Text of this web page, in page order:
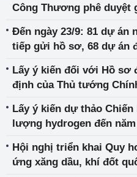
Công Thương phê duyệt
Đến ngày 23/9: 81 dự án
tiếp gửi hồ sơ, 68 dự án
Lấy ý kiến đối với Hồ sơ
định của Thủ tướng
Lấy ý kiến dự thảo
lượng hydrogen đến
Hội nghị triển khai Quy
ứng xăng dầu, khí đốt